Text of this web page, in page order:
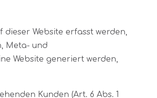
Website erfasst werden,
Meta- und
Website generiert werden,
Kunden (Art. 6 Abs. 1